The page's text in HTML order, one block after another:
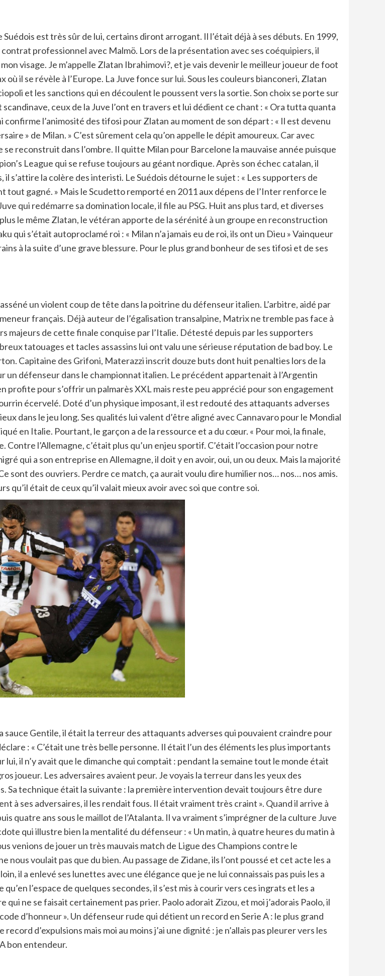
est très sûr de lui, certains diront arrogant. Il l’était déjà à ses débuts. En 1999,
professionnel avec Malmö. Lors de la présentation avec ses coéquipiers, il
visage. Je m’appelle Zlatan Ibrahimovi?, et je vais devenir le meilleur joueur de foot
il se révèle à l’Europe. La Juve fonce sur lui. Sous les couleurs bianconeri, Zlatan
et les sanctions qui en découlent le poussent vers la sortie. Son choix se porte sur
ceux de la Juve l’ont en travers et lui dédient ce chant : « Ora tutta quanta
l’animosité des tifosi pour Zlatan au moment de son départ : « Il est devenu
» de Milan. » C’est sûrement cela qu’on appelle le dépit amoureux. Car avec
reconstruit dans l’ombre. Il quitte Milan pour Barcelone la mauvaise année puisque
League qui se refuse toujours au géant nordique. Après son échec catalan, il
s’attire la colère des interisti. Le Suédois détourne le sujet : « Les supporters de
tout gagné. » Mais le Scudetto remporté en 2011 aux dépens de l’Inter renforce le
qui redémarre sa domination locale, il file au PSG. Huit ans plus tard, et diverses
le même Zlatan, le vétéran apporte de la sérénité à un groupe en reconstruction
qui s’était autoproclamé roi : « Milan n’a jamais eu de roi, ils ont un Dieu » Vainqueur
à la suite d’une grave blessure. Pour le plus grand bonheur de ses tifosi et de ses
un violent coup de tête dans la poitrine du défenseur italien. L’arbitre, aidé par
français. Déjà auteur de l’égalisation transalpine, Matrix ne tremble pas face à
majeurs de cette finale conquise par l’Italie. Détesté depuis par les supporters
tatouages et tacles assassins lui ont valu une sérieuse réputation de bad boy. Le
Capitaine des Grifoni, Materazzi inscrit douze buts dont huit penalties lors de la
un défenseur dans le championnat italien. Le précédent appartenait à l’Argentin
profite pour s’offrir un palmarès XXL mais reste peu apprécié pour son engagement
écervelé. Doté d’un physique imposant, il est redouté des attaquants adverses
dans le jeu long. Ses qualités lui valent d’être aligné avec Cannavaro pour le Mondial
en Italie. Pourtant, le garçon a de la ressource et a du cœur. « Pour moi, la finale,
Contre l’Allemagne, c’était plus qu’un enjeu sportif. C’était l’occasion pour notre
qui a son entreprise en Allemagne, il doit y en avoir, oui, un ou deux. Mais la majorité
sont des ouvriers. Perdre ce match, ça aurait voulu dire humilier nos… nos… nos amis.
qu’il était de ceux qu’il valait mieux avoir avec soi que contre soi.
sauce Gentile, il était la terreur des attaquants adverses qui pouvaient craindre pour
: « C’était une très belle personne. Il était l’un des éléments les plus importants
il n’y avait que le dimanche qui comptait : pendant la semaine tout le monde était
joueur. Les adversaires avaient peur. Je voyais la terreur dans les yeux des
Sa technique était la suivante : la première intervention devait toujours être dure
à ses adversaires, il les rendait fous. Il était vraiment très craint ». Quand il arrive à
quatre ans sous le maillot de l’Atalanta. Il va vraiment s’imprégner de la culture Juve
qui illustre bien la mentalité du défenseur : « Un matin, à quatre heures du matin à
venions de jouer un très mauvais match de Ligue des Champions contre le
voulait pas que du bien. Au passage de Zidane, ils l’ont poussé et cet acte les a
il a enlevé ses lunettes avec une élégance que je ne lui connaissais pas puis les a
l’espace de quelques secondes, il s’est mis à courir vers ces ingrats et les a
ne se faisait certainement pas prier. Paolo adorait Zizou, et moi j’adorais Paolo, il
d’honneur ». Un défenseur rude qui détient un record en Serie A : le plus grand
d’expulsions mais moi au moins j’ai une dignité : je n’allais pas pleurer vers les
bon entendeur.